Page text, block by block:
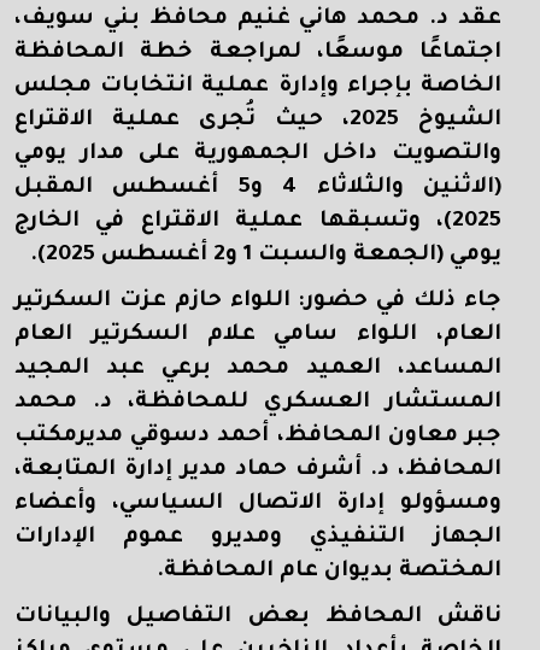
عقد د. محمد هاني غنيم محافظ بني سويف،
اجتماعًا موسعًا، لمراجعة خطة المحافظة
الخاصة بإجراء وإدارة عملية انتخابات مجلس
الشيوخ 2025، حيث تُجرى عملية الاقتراع
والتصويت داخل الجمهورية على مدار يومي
(الاثنين والثلاثاء 4 و5 أغسطس المقبل
2025)، وتسبقها عملية الاقتراع في الخارج
يومي (الجمعة والسبت 1 و2 أغسطس 2025).
جاء ذلك في حضور: اللواء حازم عزت السكرتير
العام، اللواء سامي علام السكرتير العام
المساعد، العميد محمد برعي عبد المجيد
المستشار العسكري للمحافظة، د. محمد
جبر معاون المحافظ، أحمد دسوقي مديرمكتب
المحافظ، د. أشرف حماد مدير إدارة المتابعة،
ومسؤولو إدارة الاتصال السياسي، وأعضاء
الجهاز التنفيذي ومديرو عموم الإدارات
المختصة بديوان عام المحافظة.
ناقش المحافظ بعض التفاصيل والبيانات